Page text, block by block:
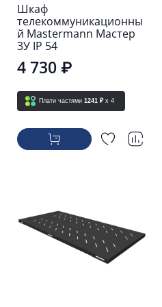
Шкаф
телекоммуникационны
й Mastermann Мастер
3У IP 54
4 730 ₽
Плати частями 1241 ₽ x 4